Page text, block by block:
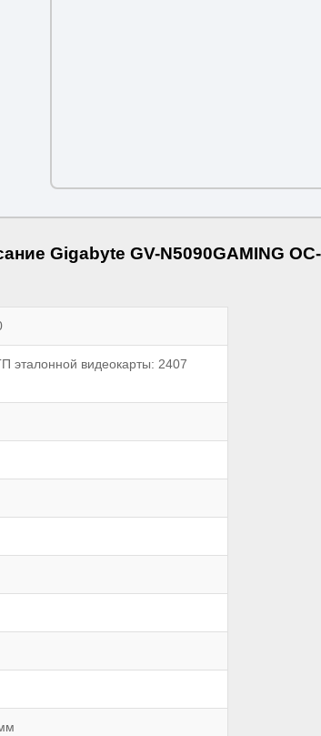
Gigabyte GV-N5090GAMING
эталонной видеокарты: 2407